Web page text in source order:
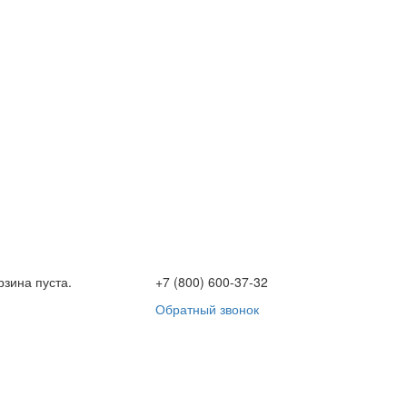
пуста.
+7 (800) 600-37-32
Обратный звонок